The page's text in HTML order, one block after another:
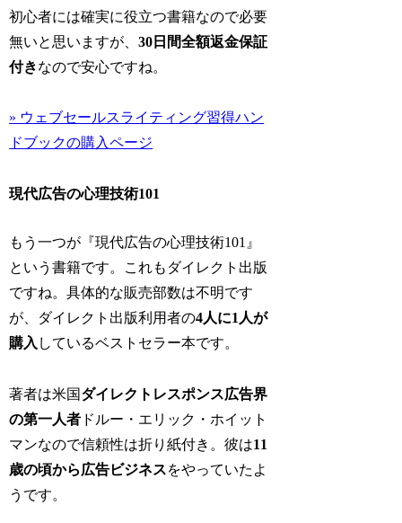
初心者には確実に役立つ書籍なので必要
無いと思いますが、30日間全額返金保証
付きなので安心ですね。
» ウェブセールスライティング習得ハン
ドブックの購入ページ
現代広告の心理技術101
もう一つが『現代広告の心理技術101』
という書籍です。これもダイレクト出版
ですね。具体的な販売部数は不明です
が、ダイレクト出版利用者の4人に1人が
購入 しているベストセラー本です。
著者は米国ダイレクトレスポンス広告界
の第一人者 ドルー・エリック・ホイット
マンなので信頼性は折り紙付き。彼は11
歳の頃から広告ビジネスをやっていたよ
うです。